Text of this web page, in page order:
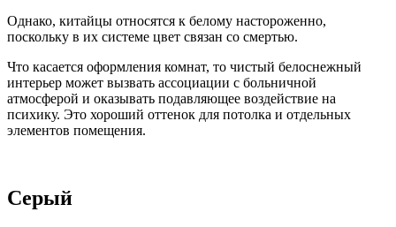
Однако, китайцы относятся к белому настороженно,
поскольку в их системе цвет связан со смертью.
Что касается оформления комнат, то чистый белоснежный
интерьер может вызвать ассоциации с больничной
атмосферой и оказывать подавляющее воздействие на
психику. Это хороший оттенок для потолка и отдельных
элементов помещения.
Серый